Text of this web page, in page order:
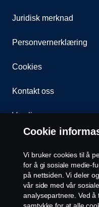
Juridisk merknad
Personvernerklæring
Cookies
Kontakt oss
Varsling
Etiske retningslinjer for
Cookie-innstillinger
Cookie
Vi bruker cookies til å
for å gi sosiale medie-
på nettsiden. Vi deler
vår side med vår
analysepartnere. Ved